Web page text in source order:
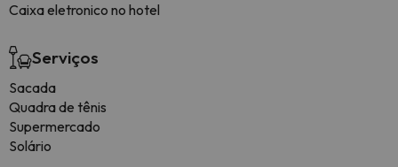
Caixa eletronico no hotel
Serviços
Sacada
Quadra de tênis
Supermercado
Solário